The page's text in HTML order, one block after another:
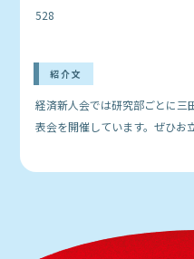
528
紹介文
経済新人会では研究部ごとに三
表会を開催しています。ぜひお